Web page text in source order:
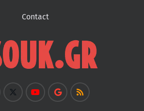
Contact